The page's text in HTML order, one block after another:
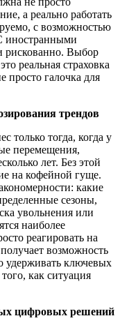
а реально работать
с возможностью
иностранными
рискованно. Выбор
реальная страховка
просто галочка для
трендов
только тогда, когда у
перемещения,
лет. Без этой
на кофейной гуще.
какие
сезоны,
увольнения или
наиболее
реагировать на
возможность
удерживать ключевых
как ситуация
цифровых решений